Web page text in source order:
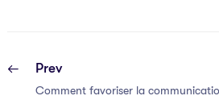
Prev
Comment favoriser la